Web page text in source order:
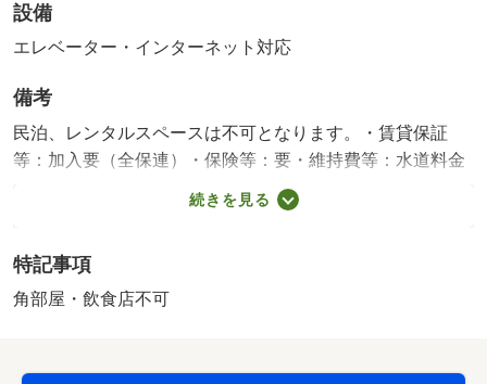
設備
エレベーター・インターネット対応
備考
民泊、レンタルスペースは不可となります。・賃貸保証
等：加入要（全保連）・保険等：要・維持費等：水道料金
３，０００円／月・町内会費２００円／月・吹上駅からお
徒歩圏内！ワンフロアテナント物件です☆新規開業や増店
（＊＾＾＊） 築年月:1979/05築
続きを見る
特記事項
角部屋・飲食店不可